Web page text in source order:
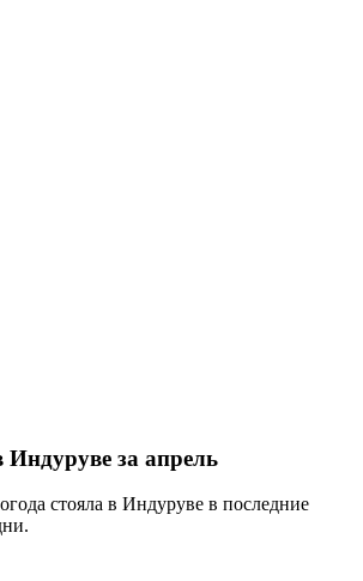
за апрель
стояла в Индуруве в последние